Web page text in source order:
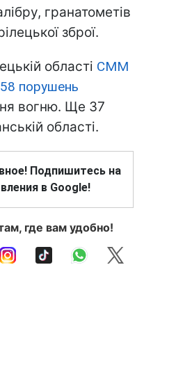
гранатометів
зброї.
області СММ
порушень
вогню. Ще 37
області.
Подпишитесь на
в Google!
где вам удобно!